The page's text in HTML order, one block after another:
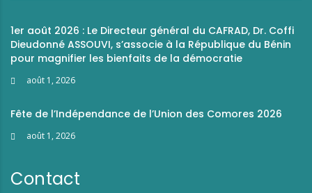
1er août 2026 : Le Directeur général du CAFRAD, Dr. Coffi
Dieudonné ASSOUVI, s’associe à la République du Bénin
pour magnifier les bienfaits de la démocratie
août 1, 2026
Fête de l’Indépendance de l’Union des Comores 2026
août 1, 2026
Contact